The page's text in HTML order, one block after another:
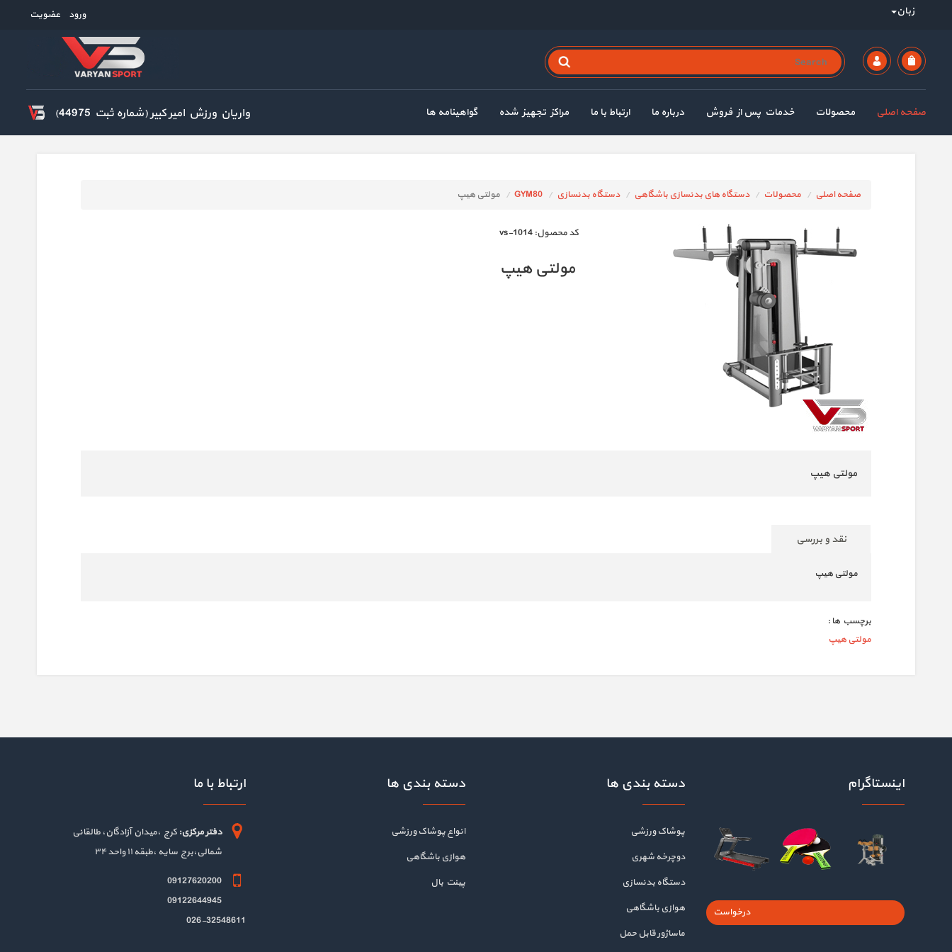
زبان ورود عضویت
صفحه اصلی محصولات خدمات پس از فروش درباره ما ارتباط با ما مراکز تجهیز شده گواهینامه ها واریان ورزش امیر کبیر (شماره ثبت 44975)
صفحه اصلی محصولات دستگاه های بدنسازی باشگاهی دستگاه بدنسازی GYM80 مولتی هیپ
كد محصول: vs-1014
مولتی هیپ
مولتی هیپ
نقد و بررسی
مولتی هیپ
برچسب ها :
مولتی هیپ
اینستاگرام
درخواست
دسته بندی ها
پوشاک ورزشی
دوچرخه شهری
دستگاه بدنسازی
هوازی باشگاهی
ماساژور قابل حمل
دسته بندی ها
انواع پوشاک ورزشی
هوازی باشگاهی
پینت بال
ارتباط با ما
دفتر مرکزی: کرج ،میدان آزادگان، طالقانی
شمالی،برج سایه ،طبقه ۱۱ واحد ۳۴
09127620200
09122644945
026-32548611